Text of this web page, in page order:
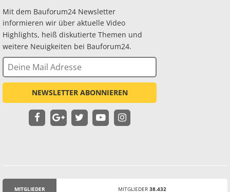
Mit dem Bauforum24 Newsletter
informieren wir über aktuelle Video
Highlights, heiß diskutierte Themen und
weitere Neuigkeiten bei Bauforum24.
NEWSLETTER ABONNIEREN
MITGLIEDER MITGLIEDER 38.432